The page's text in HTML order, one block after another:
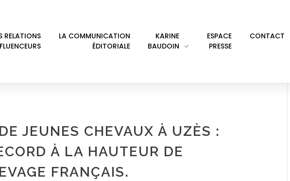
RELATIONS
LA COMMUNICATION
ÉDITORIALE
KARINE
BAUDOIN
ESPACE
PRESSE
CONTACT
JEUNES CHEVAUX À UZÈS :
À LA HAUTEUR DE
FRANÇAIS.